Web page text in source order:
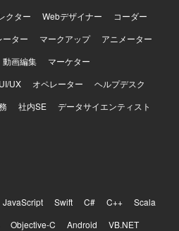
クター Webデザイナー
コーダー
ーター マークアップ
アニメーター
動画編集
マーケター
UI/UX オペレーター
ヘルプデスク
社内SE
データサイエンティスト
JavaScript Swift C# C++
Scala
Objective-C Android
VB.NET